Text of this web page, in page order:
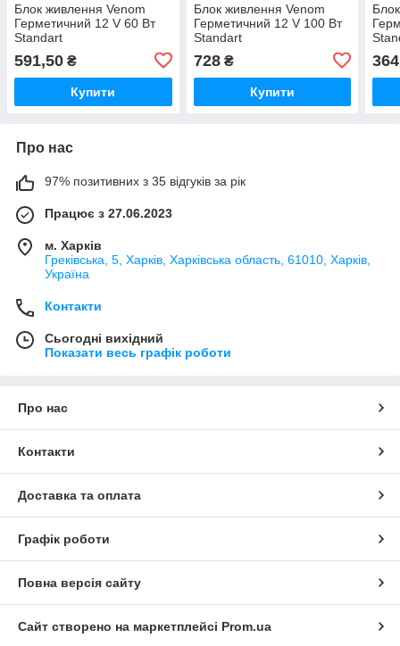
Блок живлення Venom
Герметичний 12 V 60 Вт
Standart
591,50 ₴
Купити
Блок живлення Venom
Герметичний 12 V 100 Вт
Standart
728₴
Купити
364
Про нас
97% позитивних з 35 відгуків за рік
Працює з 27.06.2023
м. Харків
Греківська, 5, Харків, Харківська область, 61010, Харків,
Україна
Контакти
Сьогодні вихідний
Показати весь графік роботи
Про нас
Контакти
Доставка та оплата
Графік роботи
Повна версія сайту
Сайт створено на маркетплейсі Prom.ua